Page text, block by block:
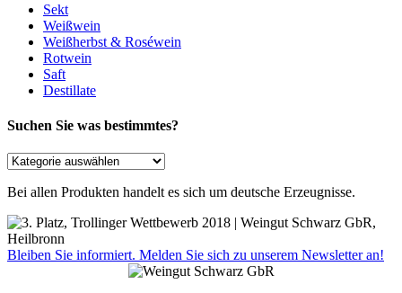
Sekt
Weißwein
Weißherbst & Roséwein
Rotwein
Saft
Destillate
Suchen Sie was bestimmtes?
Bei allen Produkten handelt es sich um deutsche Erzeugnisse.
Bleiben Sie informiert. Melden Sie sich zu unserem Newsletter an!